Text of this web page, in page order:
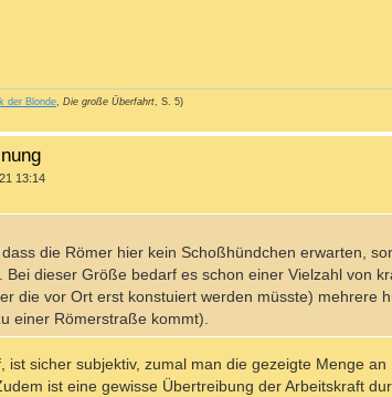
der Blonde, Die große Überfahrt, S. 5)
13:14
die Römer hier kein Schoßhündchen erwarten,
dieser Größe bedarf es schon einer Vielzahl von
die vor Ort erst konstuiert werden müsste) mehrere
einer Römerstraße kommt).
sicher subjektiv, zumal man die gezeigte Menge
ist eine gewisse Übertreibung der Arbeitskraft